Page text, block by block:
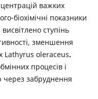
важких
біохімічні показники
ступінь
зменшення
Lathyrus oleraceus.
процесів і
через забруднення